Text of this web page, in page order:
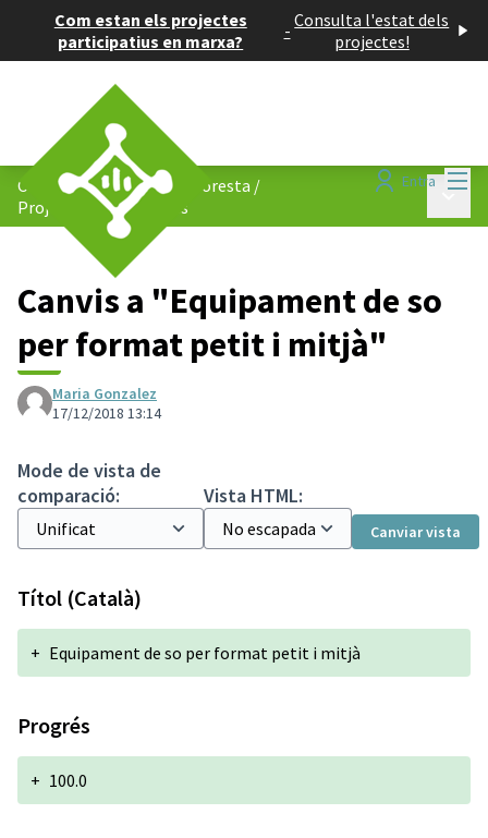
Com estan els projectes
participatius en marxa?
- Consulta l'estat dels
projectes!
Entra
Consell de Barris de La Floresta /
Projectes participatius
Canvis a "Equipament de so
per format petit i mitjà"
Maria Gonzalez
17/12/2018 13:14
Mode de vista de
comparació:
Vista HTML:
Canviar vista
Títol (Català)
+ Equipament de so per format petit i mitjà
Progrés
+ 100.0